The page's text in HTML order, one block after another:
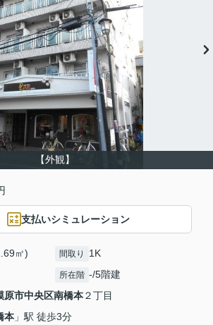
【外観】
支払いシミュレーション
㎡) 間取り 1K
所在階 -/5階建
原市中央区南橋本２丁目
本 」駅 徒歩3分